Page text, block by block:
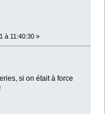
à 11:40:30 »
si on était à force